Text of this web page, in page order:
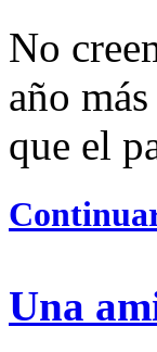
No
año
que el
Una